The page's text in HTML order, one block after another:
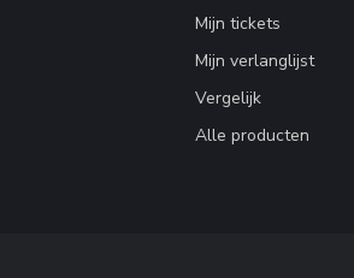
Mijn tickets
Mijn verlanglijst
Vergelijk
Alle producten